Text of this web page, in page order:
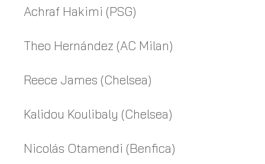
Achraf Hakimi (PSG)
Theo Hernández (AC Milan)
Reece James (Chelsea)
Kalidou Koulibaly (Chelsea)
Nicolás Otamendi (Benfica)